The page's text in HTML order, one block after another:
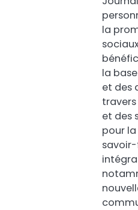
la
la
et des
et des
pour